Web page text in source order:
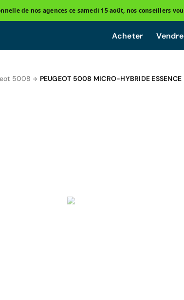
de nos agences ce samedi 15 août, nos conseillers
Acheter Vendre
5008 PEUGEOT 5008 MICRO-HYBRIDE ESSENCE